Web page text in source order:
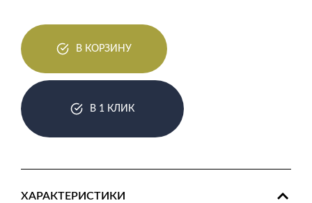
В КОРЗИНУ
В 1 КЛИК
ХАРАКТЕРИСТИКИ